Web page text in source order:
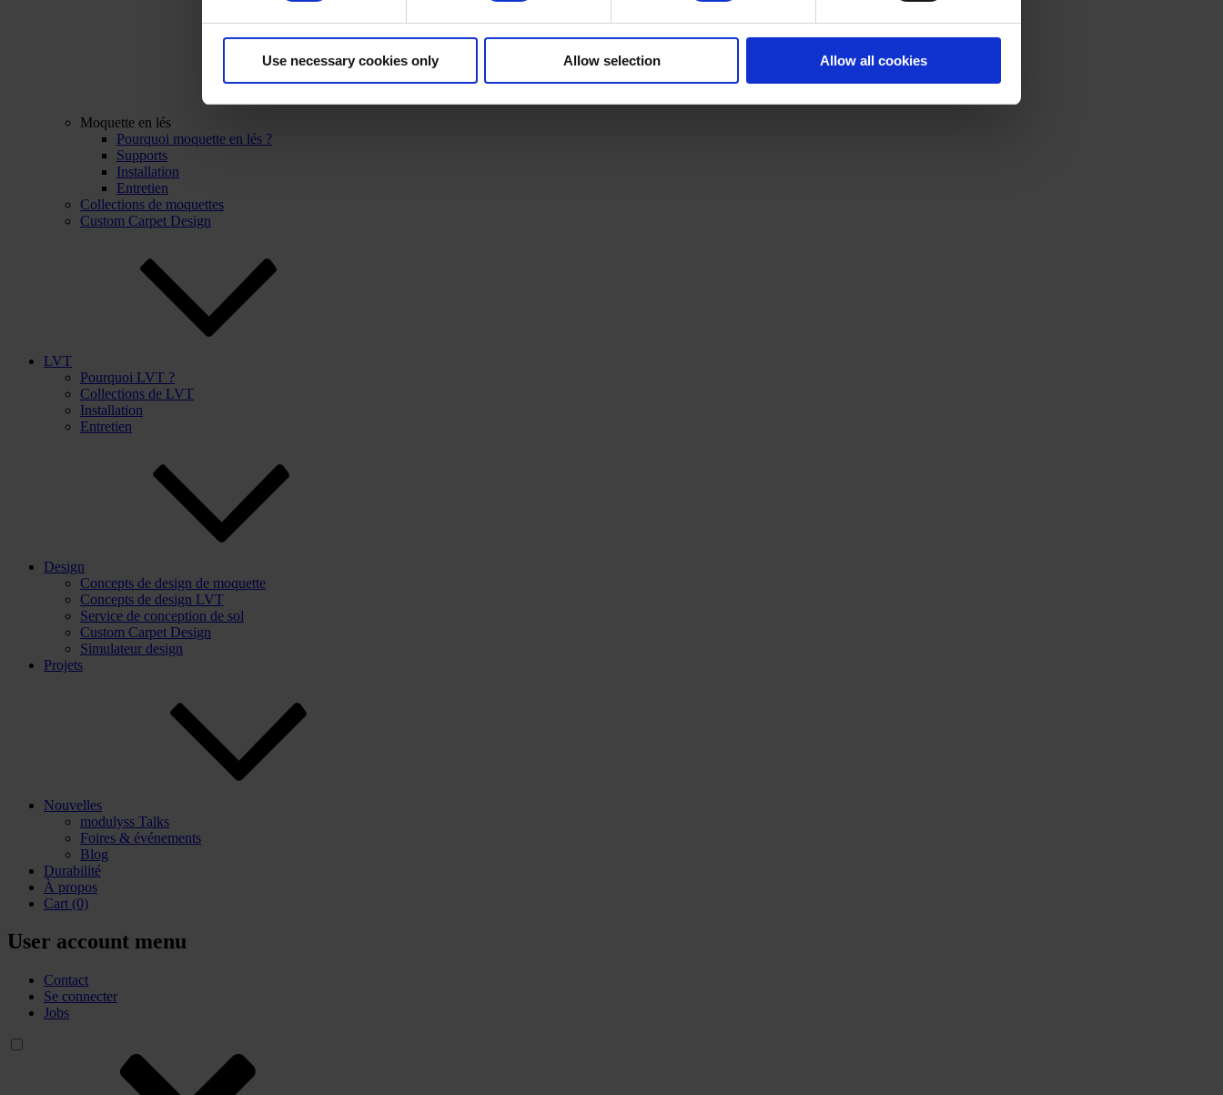
Use necessary cookies only Allow selection Allow all cookies
Moquette en lés
Pourquoi moquette en lés ?
Supports
Installation
Entretien
Collections de moquettes
Custom Carpet Design
LVT
Pourquoi LVT ?
Collections de LVT
Installation
Entretien
Design
Concepts de design de moquette
Concepts de design LVT
Service de conception de sol
Custom Carpet Design
Simulateur design
Projets
Nouvelles
modulyss Talks
Foires & événements
Blog
Durabilité
À propos
Cart (0)
User account menu
Contact
Se connecter
Jobs